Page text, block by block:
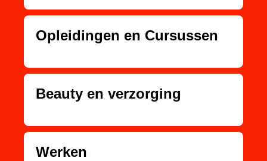
Opleidingen en Cursussen
Beauty en verzorging
Werken